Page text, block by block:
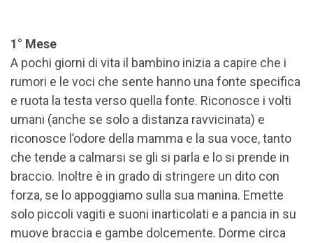
1° Mese
A pochi giorni di vita il bambino inizia a capire che i
rumori e le voci che sente hanno una fonte specifica
e ruota la testa verso quella fonte. Riconosce i volti
umani (anche se solo a distanza ravvicinata) e
riconosce l’odore della mamma e la sua voce, tanto
che tende a calmarsi se gli si parla e lo si prende in
braccio. Inoltre è in grado di stringere un dito con
forza, se lo appoggiamo sulla sua manina. Emette
solo piccoli vagiti e suoni inarticolati e a pancia in su
muove braccia e gambe dolcemente. Dorme circa